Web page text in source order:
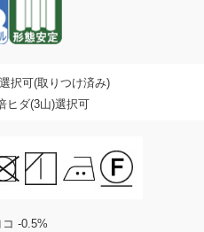
択可(取りつけ済み)
ヒダ(3山)選択可
-0.5%